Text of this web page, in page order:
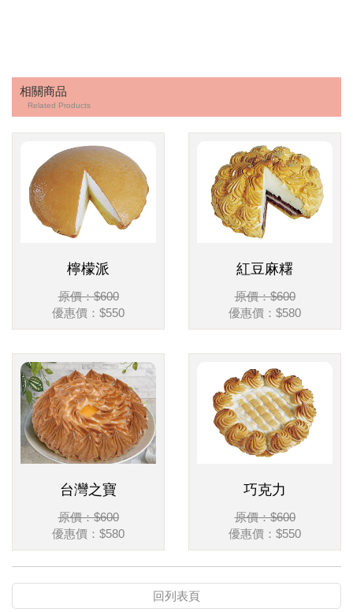
相關商品
Related Products
檸檬派
原價：$600
優惠價：$550
紅豆麻糬
原價：$600
優惠價：$580
台灣之寶
原價：$600
優惠價：$580
巧克力
原價：$600
優惠價：$550
回列表頁